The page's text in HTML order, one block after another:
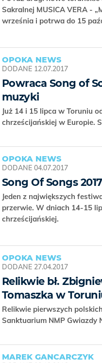
Sakralnej MUSICA VERA -
września i potrwa do 15
OPOKA NEWS
DODANE 12.07.2017
Powraca Song of
muzyki
Już 14 i 15 lipca w Toruniu
chrześcijańskiej w Europie.
OPOKA NEWS
DODANE 04.07.2017
Song Of Songs
Jeden z największych
przerwie. W dniach 14-15
chrześcijańskiej.
OPOKA NEWS
DODANE 27.04.2017
Relikwie bł.
Tomaszka w
Relikwie pierwszych
Sanktuarium NMP Gwiazdy
MAREK GANCARCZYK